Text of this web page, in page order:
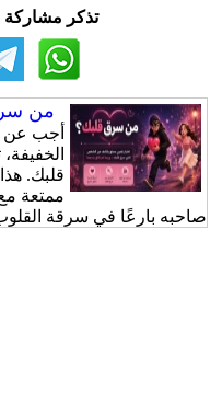
تذكر مشاركة
من
أجب عن
قلبك.
ممتعة
صاحبه بارعًا في سرقة